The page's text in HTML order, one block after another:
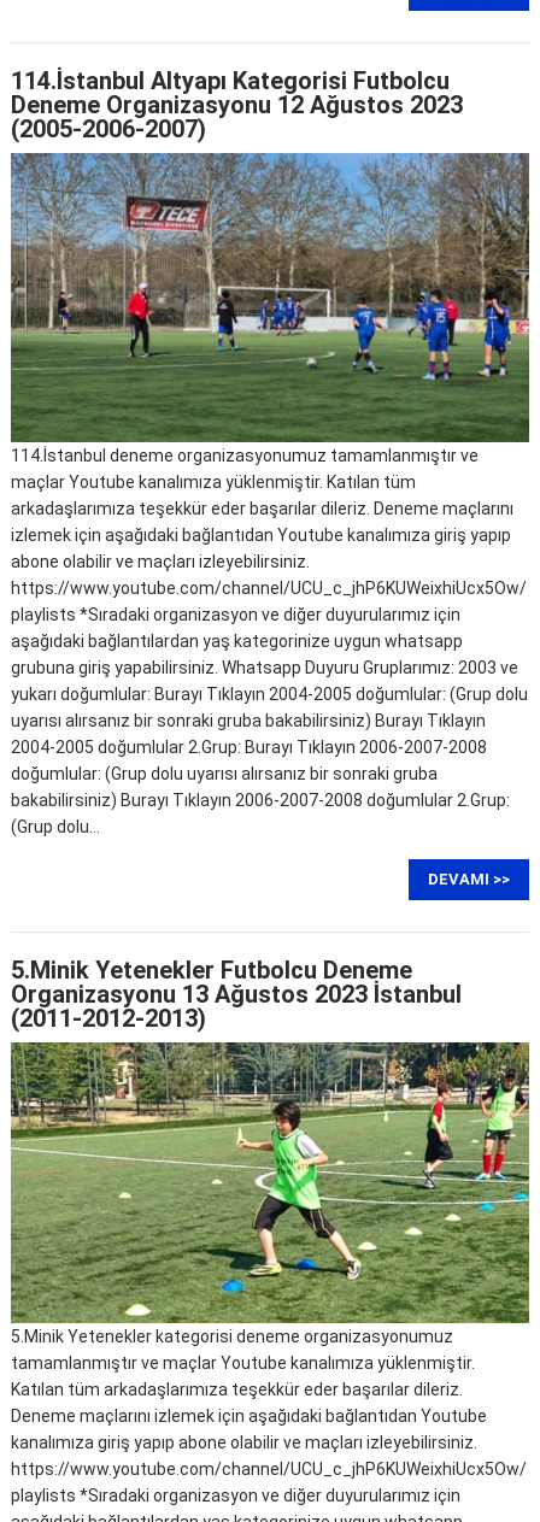
114.İstanbul Altyapı Kategorisi Futbolcu
Deneme Organizasyonu 12 Ağustos 2023
(2005-2006-2007)
114.İstanbul deneme organizasyonumuz tamamlanmıştır ve
maçlar Youtube kanalımıza yüklenmiştir. Katılan tüm
arkadaşlarımıza teşekkür eder başarılar dileriz. Deneme maçlarını
izlemek için aşağıdaki bağlantıdan Youtube kanalımıza giriş yapıp
abone olabilir ve maçları izleyebilirsiniz.
https://www.youtube.com/channel/UCU_c_jhP6KUWeixhiUcx5Ow/
playlists *Sıradaki organizasyon ve diğer duyurularımız için
aşağıdaki bağlantılardan yaş kategorinize uygun whatsapp
grubuna giriş yapabilirsiniz. Whatsapp Duyuru Gruplarımız: 2003 ve
yukarı doğumlular: Burayı Tıklayın 2004-2005 doğumlular: (Grup dolu
uyarısı alırsanız bir sonraki gruba bakabilirsiniz) Burayı Tıklayın
2004-2005 doğumlular 2.Grup: Burayı Tıklayın 2006-2007-2008
doğumlular: (Grup dolu uyarısı alırsanız bir sonraki gruba
bakabilirsiniz) Burayı Tıklayın 2006-2007-2008 doğumlular 2.Grup:
(Grup dolu…
DEVAMI >>
5.Minik Yetenekler Futbolcu Deneme
Organizasyonu 13 Ağustos 2023 İstanbul
(2011-2012-2013)
5.Minik Yetenekler kategorisi deneme organizasyonumuz
tamamlanmıştır ve maçlar Youtube kanalımıza yüklenmiştir.
Katılan tüm arkadaşlarımıza teşekkür eder başarılar dileriz.
Deneme maçlarını izlemek için aşağıdaki bağlantıdan Youtube
kanalımıza giriş yapıp abone olabilir ve maçları izleyebilirsiniz.
https://www.youtube.com/channel/UCU_c_jhP6KUWeixhiUcx5Ow/
playlists *Sıradaki organizasyon ve diğer duyurularımız için